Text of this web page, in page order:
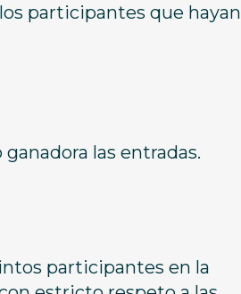
participantes que hayan
las entradas.
participantes en la